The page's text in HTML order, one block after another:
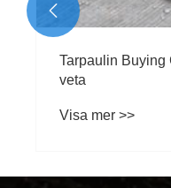
Tarpaulin Buying
veta
Visa mer >>
